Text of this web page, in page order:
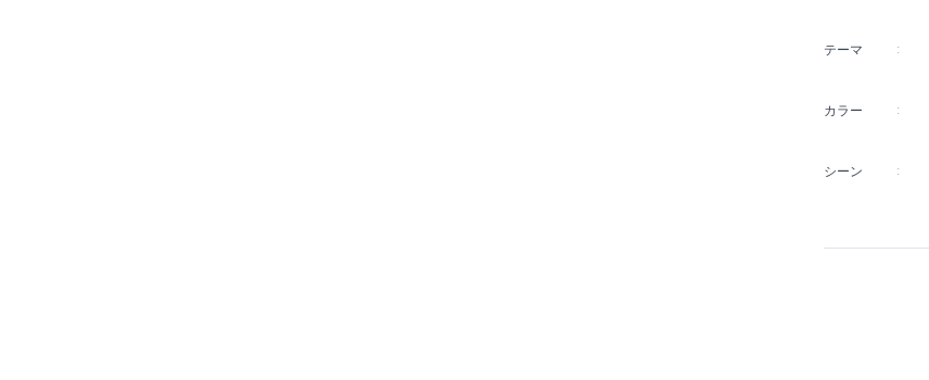
テーマ
カラー
シーン